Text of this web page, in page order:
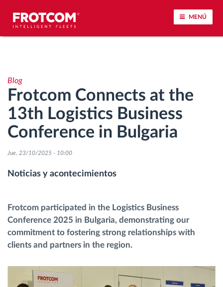
MENÚ
Análisis de la conducta en la conducción
Seguimiento del tiempo de conducción
Gestión de plantilla
Gestión de combustible
Planificación y seguimiento de rutas
Identificación automática del conductor
Blog
Frotcom Connects at the
13th Logistics Business
Conference in Bulgaria
Jue, 23/10/2025 - 10:00
Noticias y acontecimientos
Frotcom participated in the Logistics Business
Conference 2025 in Bulgaria, demonstrating our
commitment to fostering strong relationships with
clients and partners in the region.